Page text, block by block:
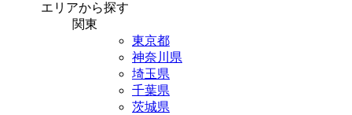
エリアから探す
関東
東京都
神奈川県
埼玉県
千葉県
茨城県